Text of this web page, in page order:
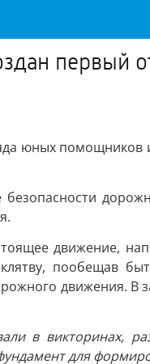
юных
движение,
пообещав
движения.
в викторинах,
для